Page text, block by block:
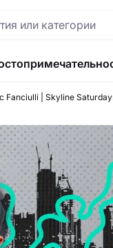
Fanciulli | Skyline